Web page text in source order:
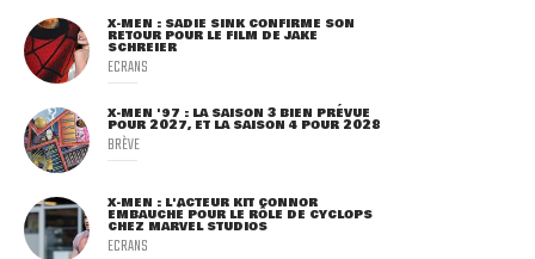
X-MEN : SADIE SINK CONFIRME SON
RETOUR POUR LE FILM DE JAKE
SCHREIER
ECRANS
X-MEN '97 : LA SAISON 3 BIEN PRÉVUE
POUR 2027, ET LA SAISON 4 POUR 2028
BRÈVE
X-MEN : L'ACTEUR KIT CONNOR
EMBAUCHÉ POUR LE RÔLE DE CYCLOPS
CHEZ MARVEL STUDIOS
ECRANS